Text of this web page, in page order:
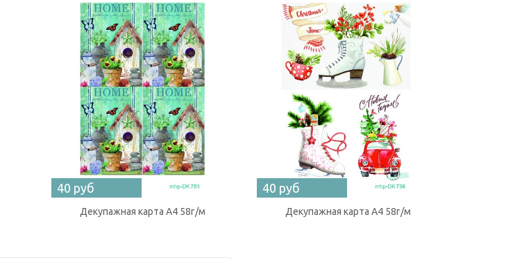
40 руб
Декупажная карта А4 58г/м
40 руб
Декупажная карта А4 58г/м